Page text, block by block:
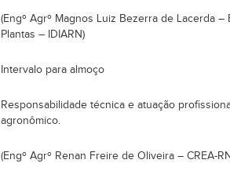
(Engº Agrº Magnos Luiz Bezerra de Lacerda
Plantas – IDIARN)
Intervalo para almoço
Responsabilidade técnica e atuação
agronômico.
(Engº Agrº Renan Freire de Oliveira – CREA-